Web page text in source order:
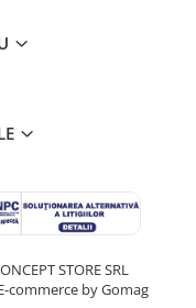
STORE SRL
commerce by Gomag